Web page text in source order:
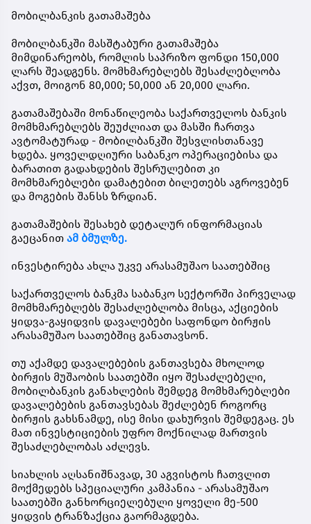
მობილბანკის გათამაშება
მობილბანკში მასშტაბური გათამაშება
მიმდინარეობს, რომლის საპრიზო ფონდი 150,000
ლარს შეადგენს. მომხმარებლებს შესაძლებლობა
აქვთ, მოიგონ 80,000; 50,000 ან 20,000 ლარი.
გათამაშებაში მონაწილეობა საქართველოს ბანკის
მომხმარებლებს შეუძლიათ და მასში ჩართვა
ავტომატურად - მობილბანკში შესვლისთანავე
ხდება. ყოველდღიური საბანკო ოპერაციებისა და
ბარათით გადახდების შესრულებით კი
მომხმარებლები დამატებით ბილეთებს აგროვებენ
და მოგების შანსს ზრდიან.
გათამაშების შესახებ დეტალურ ინფორმაციას
გაეცანით ამ ბმულზე.
ინვესტირება ახლა უკვე არასამუშაო საათებშიც
საქართველოს ბანკმა საბანკო სექტორში პირველად
მომხმარებლებს შესაძლებლობა მისცა, აქციების
ყიდვა-გაყიდვის დავალებები საფონდო ბირჟის
არასამუშაო საათებშიც განათავსონ.
თუ აქამდე დავალებების განთავსება მხოლოდ
ბირჟის მუშაობის საათებში იყო შესაძლებელი,
მობილბანკის განახლების შემდეგ მომხმარებლები
დავალებების განთავსებას შეძლებენ როგორც
ბირჟის გახსნამდე, ისე მისი დახურვის შემდეგაც. ეს
მათ ინვესტიციების უფრო მოქნილად მართვის
შესაძლებლობას აძლევს.
სიახლის აღსანიშნავად, 30 აგვისტოს ჩათვლით
მოქმედებს სპეციალური კამპანია - არასამუშაო
საათებში განხორციელებული ყოველი მე-500
ყიდვის ტრანზაქცია გაორმაგდება.